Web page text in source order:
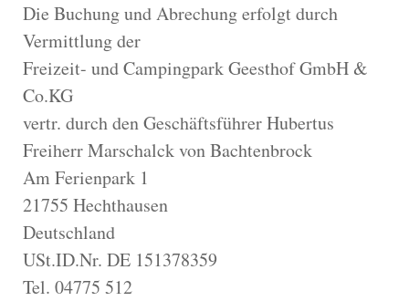
Die Buchung und Abrechung erfolgt durch
Vermittlung der
Freizeit- und Campingpark Geesthof GmbH &
Co.KG
vertr. durch den Geschäftsführer Hubertus
Freiherr Marschalck von Bachtenbrock
Am Ferienpark 1
21755 Hechthausen
Deutschland
USt.ID.Nr. DE 151378359
Tel. 04775 512